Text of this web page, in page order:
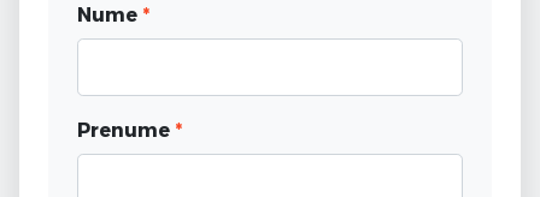
Nume *
Prenume *